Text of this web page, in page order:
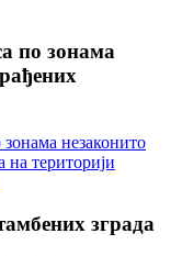
по зонама
незаконито
на територији
зграда